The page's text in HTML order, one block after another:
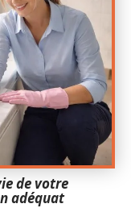
de votre
adéquat